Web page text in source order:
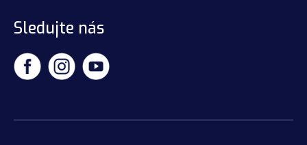
Sledujte nás